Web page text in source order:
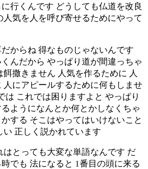
行くんです どうしても仏道を改良
人気を人を呼び寄せるためにやって
からね 得なものじゃないんです
んだから やっぱり道が間違っちゃ
餌撒きません 人気を作るために 人
人にアピールするために何もしませ
は これでは困りますよと やっぱり
ようになんとか何とかしなくちゃ
する そこはやってはいけないこと
い 正しく説かれています
はとっても大変な単語なんです だ
でも 法になると 1番目の頭に来る